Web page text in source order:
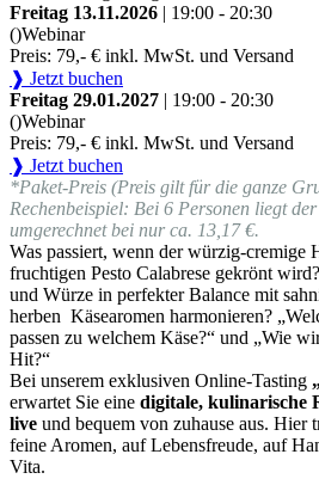
Freitag 13.11.2026 | 19:00 - 20:30
()Webinar
Preis: 79,- € inkl. MwSt. und Versand
❱ Jetzt buchen
Freitag 29.01.2027 | 19:00 - 20:30
()Webinar
Preis: 79,- € inkl. MwSt. und Versand
❱ Jetzt buchen
*Paket-Preis (Preis gilt für die ganze
Rechenbeispiel: Bei 6 Personen liegt
umgerechnet bei nur ca. 13,17 €.
Was passiert, wenn der würzig-cremige
fruchtigen Pesto Calabrese gekrönt
und Würze in perfekter Balance mit
herben Käsearomen harmonieren?
passen zu welchem Käse?“ und „Wie
Hit?“
Bei unserem exklusiven Online-Tasting
erwartet Sie eine digitale, kulinarische
live und bequem von zuhause aus. Hier
feine Aromen, auf Lebensfreude, auf
Vita.